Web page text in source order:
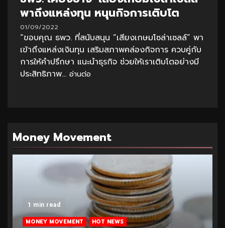
พาถึงแหล่งทุน หนุนกิจการเติบโต
01/09/2022
“ขอบคุณ ธพว. ที่สนับสนุน “เสียงเกษมโซล่าเซลล์” พา
เข้าถึงแหล่งเงินทุน เสริมสภาพคล่องกิจการ ควบคู่กับ
การให้คำปรึกษา แนะนำธุรกิจ ช่วยให้เราเติบโตอย่างมี
ประสิทธิภาพ... อ่านต่อ
Money Movement
1 min read
MONEY MOVEMENT HOT NEWS